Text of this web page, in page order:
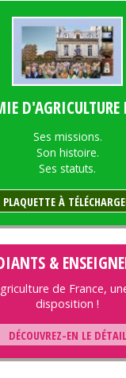
D'AGRICULTURE
Ses missions.
Son histoire.
Ses statuts.
PLAQUETTE À
&
de France,
disposition !
DÉCOUVREZ-EN LE DÉTAIL